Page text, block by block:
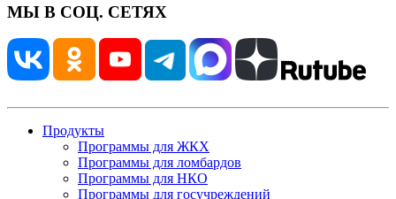
МЫ В СОЦ. СЕТЯХ
Продукты
Программы для ЖКХ
Программы для ломбардов
Программы для НКО
Программы для госучреждений